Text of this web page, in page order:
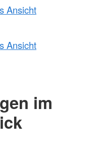
Ansicht
Ansicht
im